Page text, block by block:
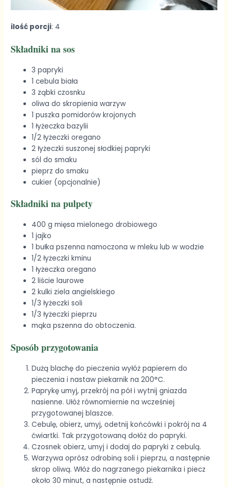
ilość porcji: 4
Składniki na sos
3 papryki
1 cebula biała
3 ząbki czosnku
oliwa do skropienia warzyw
1 puszka pomidorów krojonych
1 łyżeczka bazylii
1/2 łyżeczki oregano
2 łyżeczki suszonej słodkiej papryki
sól do smaku
pieprz do smaku
cukier (opcjonalnie)
Składniki na pulpety
400 g mięsa mielonego drobiowego
1 jajko
1 bułka pszenna namoczona w mleku lub w wodzie
1/2 łyżeczki kminu
1 łyżeczka oregano
2 liście laurowe
2 kulki ziela angielskiego
1/3 łyżeczki soli
1/3 łyżeczki pieprzu
mąka pszenna do obtoczenia.
Sposób przygotowania
Dużą blachę do pieczenia wyłóż papierem do
pieczenia i nastaw piekarnik na 200°C.
Paprykę umyj, przekrój na pół i wytnij gniazda
nasienne. Ułóż równomiernie na wcześniej
przygotowanej blaszce.
Cebulę, obierz, umyj, odetnij końcówki i pokrój na 4
ćwiartki. Tak przygotowaną dołóż do papryki.
Czosnek obierz, umyj i dodaj do papryki z cebulą.
Warzywa oprósz odrobiną soli i pieprzu, a następnie
skrop oliwą. Włóż do nagrzanego piekarnika i piecz
około 30 minut, a następnie ostudź.